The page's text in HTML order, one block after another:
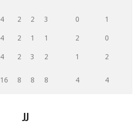
4 2 2 3 0 1
4 2 1 1 2 0
4 2 3 2 1 2
16 8 8 8 4 4
JJ